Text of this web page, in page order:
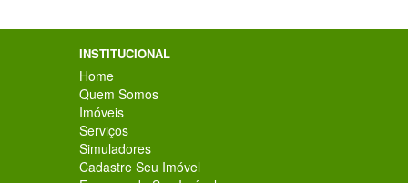
INSTITUCIONAL
Home
Quem Somos
Imóveis
Serviços
Simuladores
Cadastre Seu Imóvel